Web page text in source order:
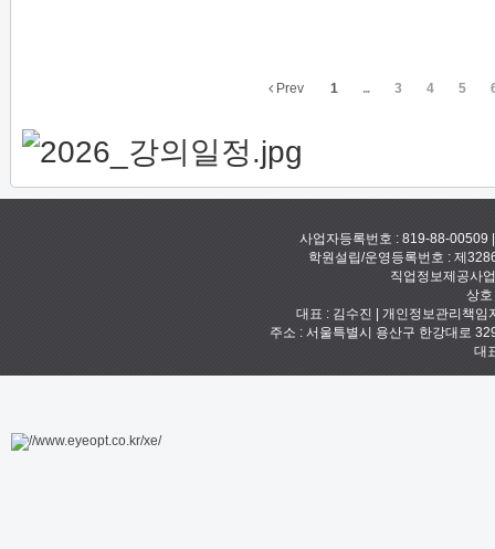
Prev 1 ... 3 4 5
사업자등록번호 : 819-88-00509
학원설립/운영등록번호 : 제
직업정보제공사
상
대표 : 김수진 | 개인정보관리책
주소 : 서울특별시 용산구 한강대로
대